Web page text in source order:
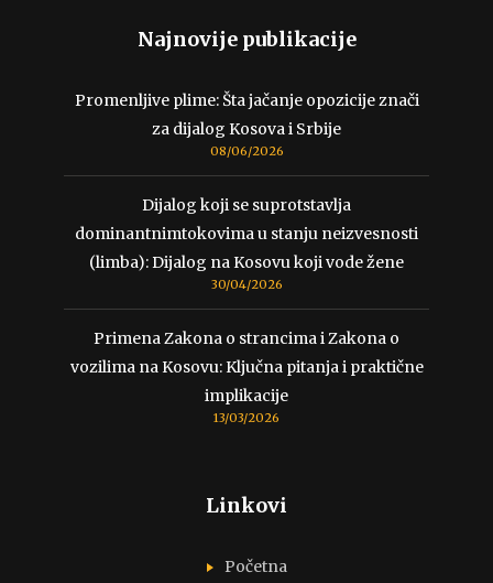
Najnovije publikacije
Promenljive plime: Šta jačanje opozicije znači
za dijalog Kosova i Srbije
08/06/2026
Dijalog koji se suprotstavlja
dominantnimtokovima u stanju neizvesnosti
(limba): Dijalog na Kosovu koji vode žene
30/04/2026
Primena Zakona o strancima i Zakona o
vozilima na Kosovu: Ključna pitanja i praktične
implikacije
13/03/2026
Linkovi
Početna